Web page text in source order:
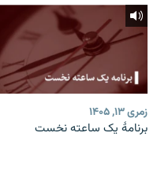
زمری ۱۳, ۱۴۰۵
برنامۀ یک ساعته نخست